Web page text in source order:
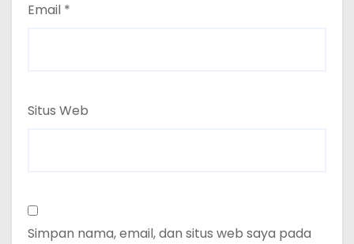
Email *
Situs Web
Simpan nama, email, dan situs web saya pada